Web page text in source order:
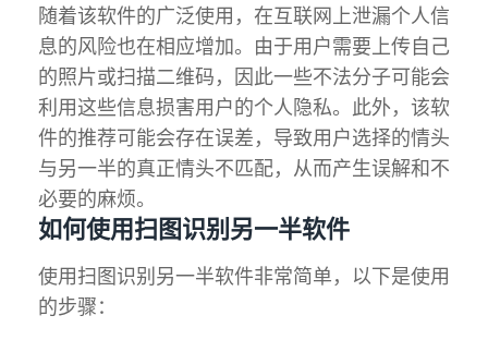
随着该软件的广泛使用，在互联网上泄漏个人信
息的风险也在相应增加。由于用户需要上传自己
的照片或扫描二维码，因此一些不法分子可能会
利用这些信息损害用户的个人隐私。此外，该软
件的推荐可能会存在误差，导致用户选择的情头
与另一半的真正情头不匹配，从而产生误解和不
必要的麻烦。
如何使用扫图识别另一半软件
使用扫图识别另一半软件非常简单，以下是使用
的步骤：